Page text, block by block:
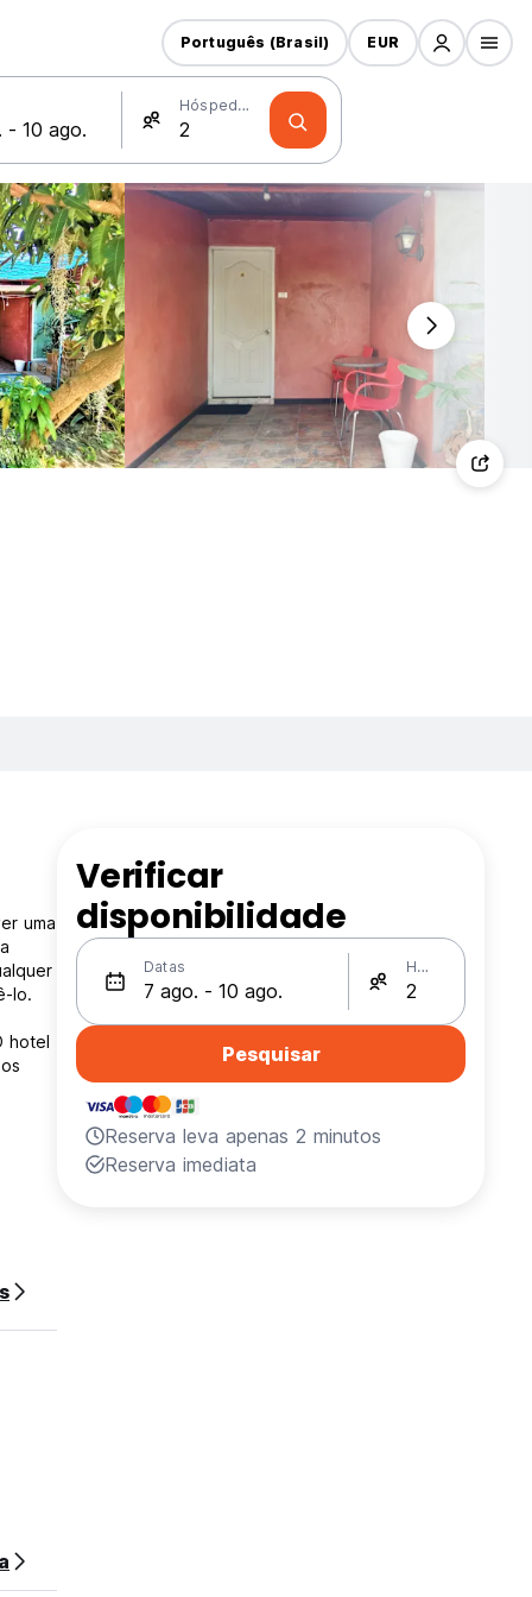
Hóspedes
Português (Brasil) EUR
uma
lo.
hotel
Verificar
disponibilidade
Datas Hóspedes
Pesquisar
Reserva leva apenas 2 minutos
Reserva imediata